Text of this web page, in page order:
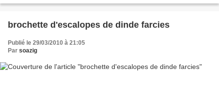
brochette d'escalopes de dinde farcies
Publié le 29/03/2010 à 21:05
Par soazig